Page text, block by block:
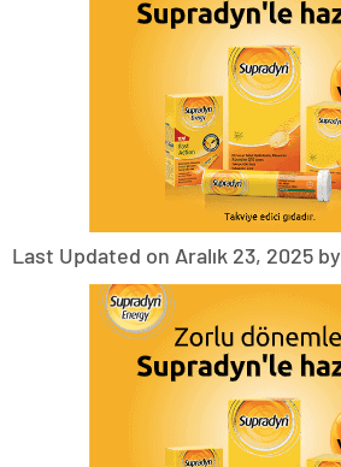
Last Updated on Aralık 23, 2025 by